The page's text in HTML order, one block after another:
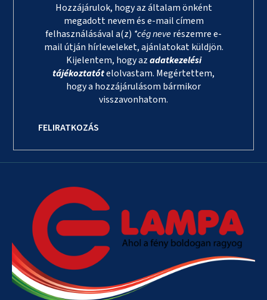
Hozzájárulok, hogy az általam önként
megadott nevem és e-mail címem
felhasználásával a(z) *cég neverészemre e-
mail útján hírleveleket, ajánlatokat küldjön.
Kijelentem, hogy azadatkezelési
tájékoztatótelolvastam. Megértettem,
hogy a hozzájárulásom bármikor
visszavonhatom.
FELIRATKOZÁS